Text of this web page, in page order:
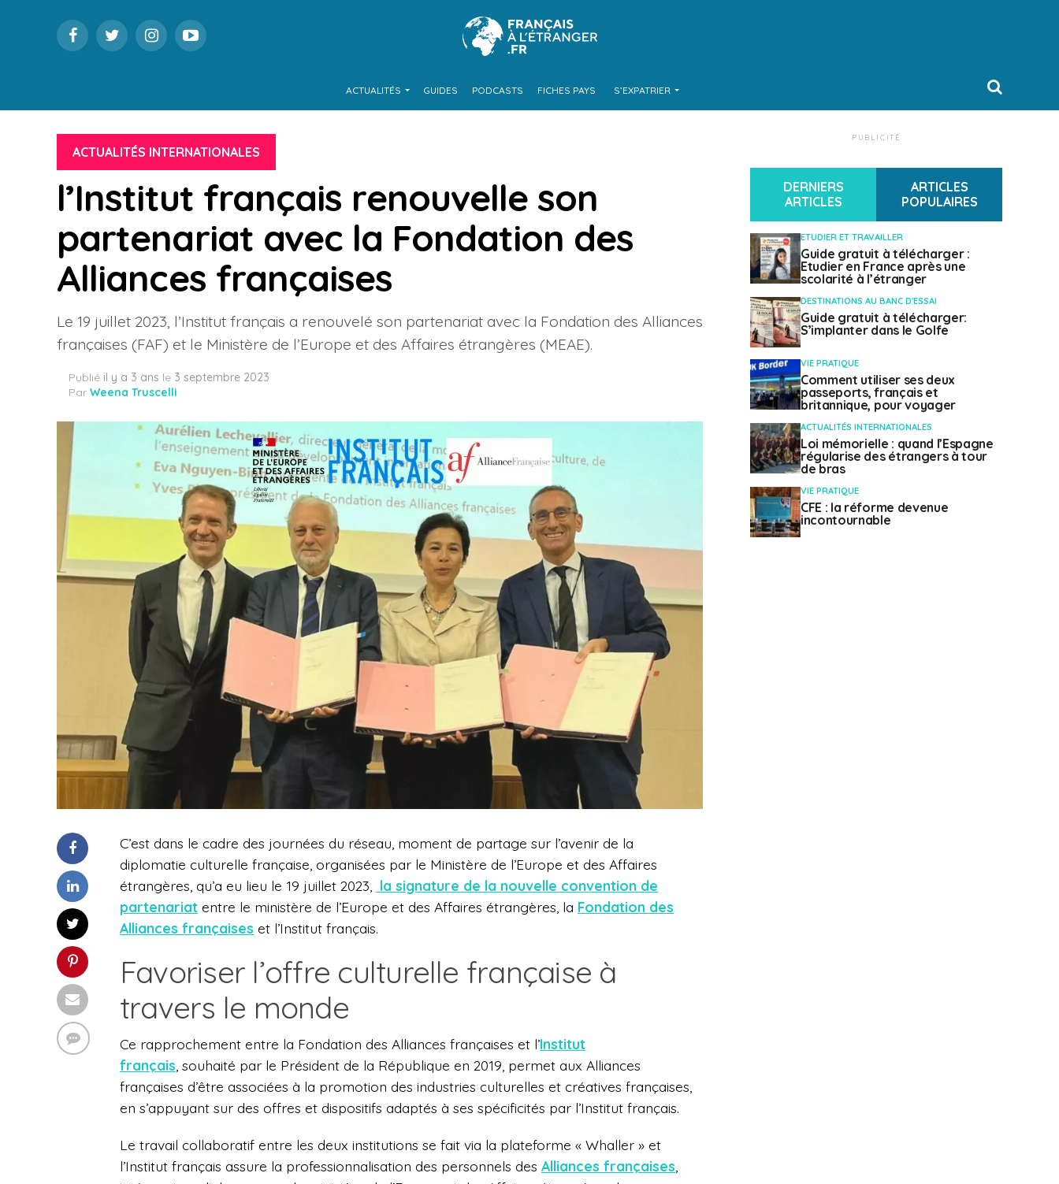
ACTUALITÉS GUIDES PODCASTS FICHES PAYS S’EXPATRIER
ACTUALITÉS INTERNATIONALES
l’Institut français renouvelle son
partenariat avec la Fondation des
Alliances françaises
Le 19 juillet 2023, l’Institut français a renouvelé son partenariat avec la Fondation des Alliances
françaises (FAF) et le Ministère de l’Europe et des Affaires étrangères (MEAE).
Publié il y a 3 ans le 3 septembre 2023
Par Weena Truscelli
C’est dans le cadre des journées du réseau, moment de partage sur l’avenir de la
diplomatie culturelle française, organisées par le Ministère de l’Europe et des Affaires
étrangères, qu’a eu lieu le 19 juillet 2023,
la signature de la nouvelle convention de
partenariat entre le ministère de l’Europe et des Affaires étrangères, la Fondation des
Alliances françaises et l’Institut français.
Favoriser l’offre culturelle française à
travers le monde
Ce rapprochement entre la Fondation des Alliances françaises et l’Institut
français souhaité par le Président de la République en 2019, permet aux Alliances
françaises d’être associées à la promotion des industries culturelles et créatives françaises,
en s’appuyant sur des offres et dispositifs adaptés à ses spécificités par l’Institut français.
Le travail collaboratif entre les deux institutions se fait via la plateforme « Whaller » et
l’Institut français assure la professionnalisation des personnels des Alliances françaises
PUBLICITÉ
DERNIERS
ARTICLES
ARTICLES
POPULAIRES
ETUDIER ET TRAVAILLER
Guide gratuit à télécharger :
Etudier en France après une
scolarité à l’étranger
DESTINATIONS AU BANC D'ESSAI
Guide gratuit à télécharger:
S’implanter dans le Golfe
VIE PRATIQUE
Comment utiliser ses deux
passeports, français et
britannique, pour voyager
ACTUALITÉS INTERNATIONALES
Loi mémorielle : quand l’Espagne
régularise des étrangers à tour
de bras
VIE PRATIQUE
CFE : la réforme devenue
incontournable